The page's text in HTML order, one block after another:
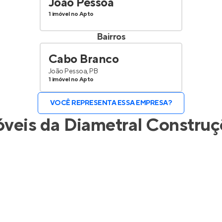
1 imóvel no Apto
Bairros
Cabo Branco
João Pessoa, PB
1 imóvel no Apto
VOCÊ REPRESENTA ESSA EMPRESA?
da Diametral